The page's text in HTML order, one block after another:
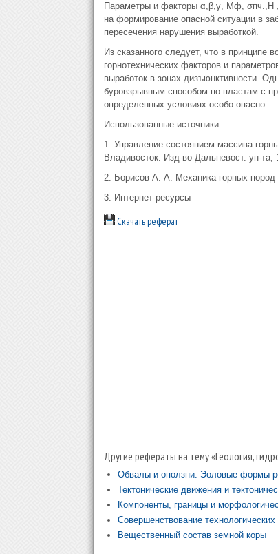
Параметры и факторы α,β,γ, Мф, σпч.,Н
на формирование опасной ситуации в
пересечения нарушения выработкой.
Из сказанного следует, что в принципе
горнотехнических факторов и
выработок в зонах дизъюнктивности.
буровзрывным способом по пластам с
определенных условиях особо опасно.
Использованные источники
1. Управление состоянием массива
Владивосток: Изд-во Дальневост. ун-та,
2. Борисов А. А. Механика горных
3. Интернет-ресурсы
Скачать реферат
Другие рефераты на тему «Геология,
Обвалы и оползни. Эоловые формы
Тектонические движения и
Компоненты, границы и
Совершенствование
Вещественный состав земной коры